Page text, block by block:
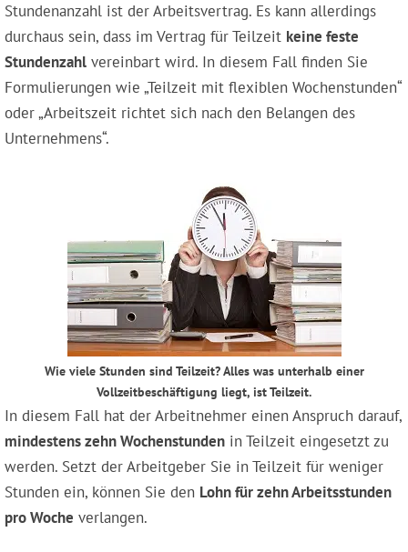
Stundenanzahl ist der Arbeitsvertrag. Es kann allerdings
durchaus sein, dass im Vertrag für Teilzeit keine feste
Stundenzahl vereinbart wird. In diesem Fall finden Sie
Formulierungen wie „Teilzeit mit flexiblen Wochenstunden“
oder „Arbeitszeit richtet sich nach den Belangen des
Unternehmens“.
Wie viele Stunden sind Teilzeit? Alles was unterhalb einer
Vollzeitbeschäftigung liegt, ist Teilzeit.
In diesem Fall hat der Arbeitnehmer einen Anspruch darauf,
mindestens zehn Wochenstunden in Teilzeit eingesetzt zu
werden. Setzt der Arbeitgeber Sie in Teilzeit für weniger
Stunden ein, können Sie den Lohn für zehn Arbeitsstunden
pro Woche verlangen.